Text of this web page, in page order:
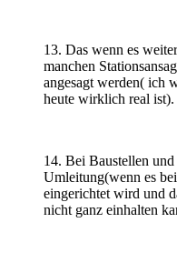
13. Das wenn es
manchen
angesagt werden( ich
heute wirklich real ist).
14. Bei Baustellen
Umleitung(wenn es
eingerichtet wird und
nicht ganz einhalten